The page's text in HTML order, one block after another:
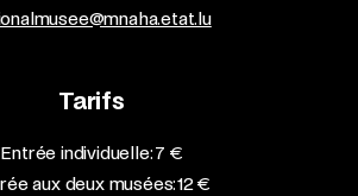
Tarifs
Entrée individuelle: 7 €
aux deux musées: 12 €